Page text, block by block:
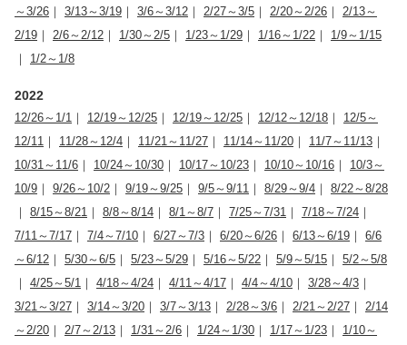
～3/26 ｜ 3/13～3/19 ｜ 3/6～3/12 ｜ 2/27～3/5 ｜ 2/20～2/26 ｜ 2/13～
2/19 ｜ 2/6～2/12 ｜ 1/30～2/5 ｜ 1/23～1/29 ｜ 1/16～1/22 ｜ 1/9～1/15
｜ 1/2～1/8
2022
12/26～1/1 ｜ 12/19～12/25 ｜ 12/19～12/25 ｜ 12/12～12/18 ｜ 12/5～
12/11 ｜ 11/28～12/4 ｜ 11/21～11/27 ｜ 11/14～11/20 ｜ 11/7～11/13 ｜
10/31～11/6 ｜ 10/24～10/30 ｜ 10/17～10/23 ｜ 10/10～10/16 ｜ 10/3～
10/9 ｜ 9/26～10/2 ｜ 9/19～9/25 ｜ 9/5～9/11 ｜ 8/29～9/4 ｜ 8/22～8/28
｜ 8/15～8/21 ｜ 8/8～8/14 ｜ 8/1～8/7 ｜ 7/25～7/31 ｜ 7/18～7/24 ｜
7/11～7/17 ｜ 7/4～7/10 ｜ 6/27～7/3 ｜ 6/20～6/26 ｜ 6/13～6/19 ｜ 6/6
～6/12 ｜ 5/30～6/5 ｜ 5/23～5/29 ｜ 5/16～5/22 ｜ 5/9～5/15 ｜ 5/2～5/8
｜ 4/25～5/1 ｜ 4/18～4/24 ｜ 4/11～4/17 ｜ 4/4～4/10 ｜ 3/28～4/3 ｜
3/21～3/27 ｜ 3/14～3/20 ｜ 3/7～3/13 ｜ 2/28～3/6 ｜ 2/21～2/27 ｜ 2/14
～2/20 ｜ 2/7～2/13 ｜ 1/31～2/6 ｜ 1/24～1/30 ｜ 1/17～1/23 ｜ 1/10～